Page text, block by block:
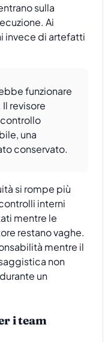
sulla
Ai
invece di artefatti
funzionare
revisore
una
conservato.
si rompe più
interni
mentre le
restano vaghe.
mentre il
non
un
i team